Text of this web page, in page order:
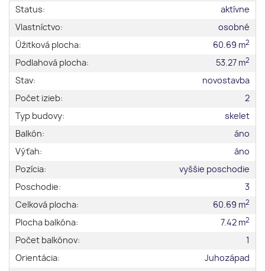
Status:
aktívne
Vlastníctvo:
osobné
Úžitková plocha:
60.69 m2
Podlahová plocha: 53.27 m2
Stav:
novostavba
Počet izieb:
2
Typ budovy:
skelet
Balkón:
áno
Výťah:
áno
Pozícia:
vyššie poschodie
Poschodie:
3
Celková plocha:
60.69 m2
Plocha balkóna: 7.42 m2
Počet balkónov:
1
Orientácia:
Juhozápad